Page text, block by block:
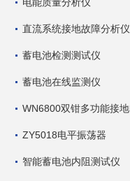
直流系统接地故障分析仪
蓄电池检测测试仪
蓄电池在线监测仪
ZY5018电平振荡器
智能蓄电池内阻测试仪